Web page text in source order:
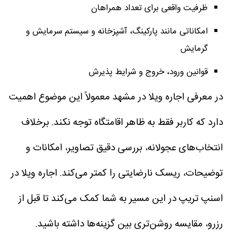
ظرفیت واقعی برای تعداد همراهان
امکاناتی مانند پارکینگ، آشپزخانه و سیستم سرمایش و
گرمایش
قوانین ورود، خروج و شرایط پذیرش
در معرفی اجاره ویلا در مشهد معمولاً این موضوع اهمیت
دارد که کاربر فقط به ظاهر اقامتگاه توجه نکند. برخلاف
انتخاب‌های عجولانه، بررسی دقیق تصاویر، امکانات و
توضیحات، ریسک نارضایتی را کمتر می‌کند. اجاره ویلا در
اسنپ تریپ در این مسیر به شما کمک می‌کند تا قبل از
رزرو، مقایسه روشن‌تری بین گزینه‌ها داشته باشید.